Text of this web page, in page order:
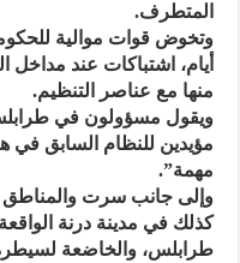
المتطرف.
وتخوض قوات موالية
أيام، اشتباكات عند
منها مع عناصر التنظيم.
ويقول مسؤولون في
مؤيدين للنظام السابق في
مهمة”.
وإلى جانب سرت والمناطق
طرابلس، والخاضعة